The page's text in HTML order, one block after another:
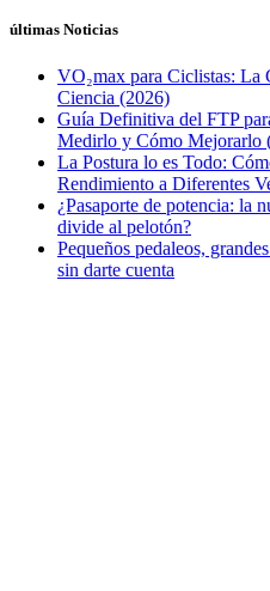
últimas Noticias
VO₂max para Ciclistas: La
Ciencia (2026)
Guía Definitiva del FTP
Medirlo y Cómo Mejorarlo
La Postura lo es Todo:
Rendimiento a Diferentes
¿Pasaporte de potencia: la
divide al pelotón?
Pequeños pedaleos,
sin darte cuenta